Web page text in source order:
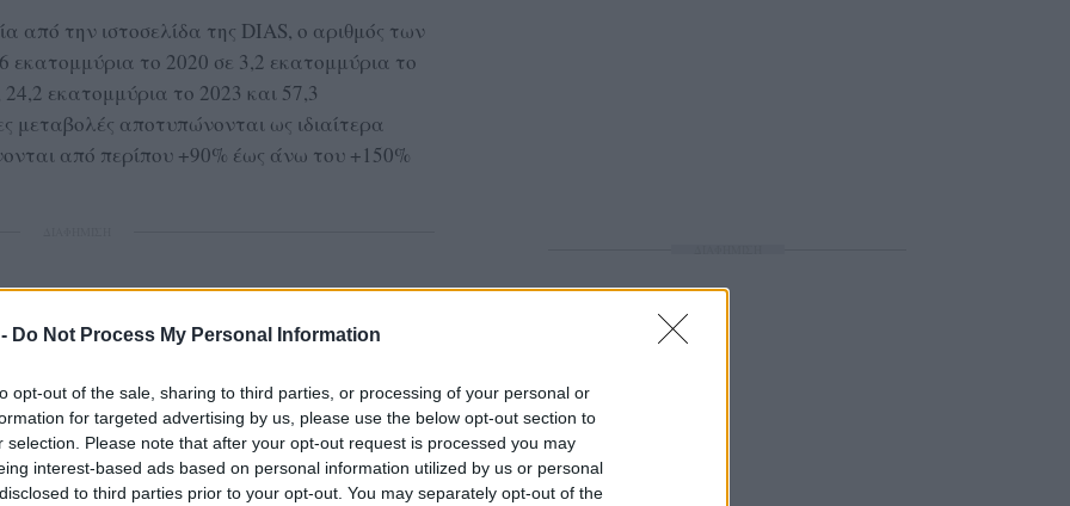
Do Not Process My Personal Information
opt-out of the sale, sharing to third parties, or processing of your personal or
for targeted advertising by us, please use the below opt-out section to
selection. Please note that after your opt-out request is processed you may
interest-based ads based on personal information utilized by us or personal
to third parties prior to your opt-out. You may separately opt-out of the
από την ιστοσελίδα της DIAS, ο αριθμός των
το 2020 σε 3,2 εκατομμύρια το
εκατομμύρια το 2023 και 57,3
μεταβολές αποτυπώνονται ως ιδιαίτερα
από περίπου +90% έως άνω του +150%